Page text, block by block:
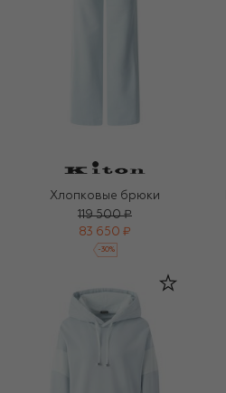
Хлопковые брюки
119 500 ₽
83 650 ₽
-30%